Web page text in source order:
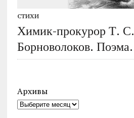
СТИХИ
Химик-прокурор Т. С.
Борноволоков. Поэма.
Архивы